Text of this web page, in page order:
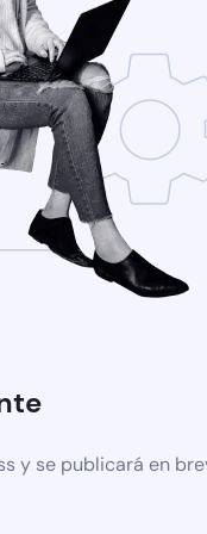
y se publicará en